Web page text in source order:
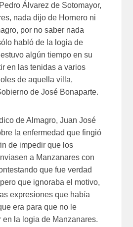
Álvarez de Sotomayor,
nada dijo de Hornero ni
por no saber nada
habló de la logia de
algún tiempo en su
en las tenidas a varios
de aquella villa,
de José Bonaparte.
de Almagro, Juan José
la enfermedad que fingió
de impedir que los
a Manzanares con
que fue verdad
que ignoraba el motivo,
expresiones que había
era para que no le
en la logia de Manzanares.